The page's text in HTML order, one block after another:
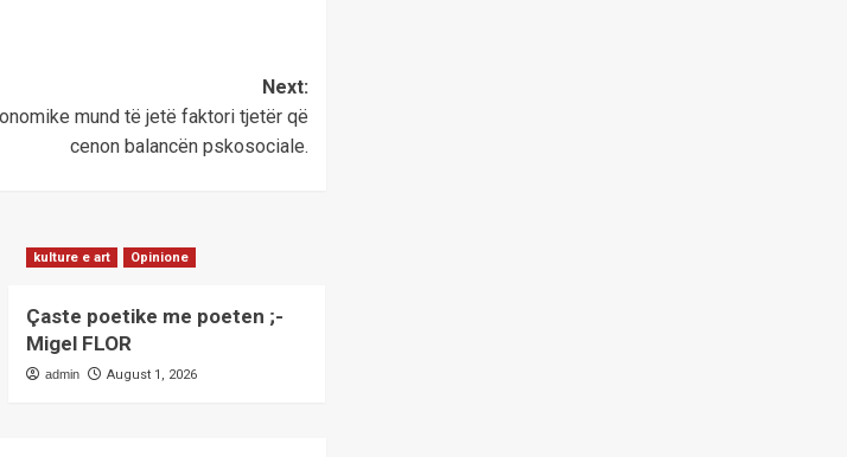
Next:
mund të jetë faktori tjetër që
cenon balancën pskosociale.
kulture e art Opinione
Çaste poetike me poeten ;-
Migel FLOR
admin August 1, 2026